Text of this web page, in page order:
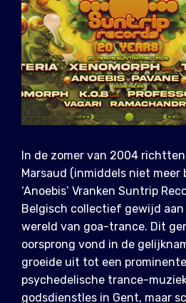
In de zomer van 2004 richtten
Marsaud (inmiddels niet meer
‘Anoebis’ Vranken Suntrip
Belgisch collectief gewijd
wereld van goa-trance. Dit
oorsprong vond in de
groeide uit tot een
psychedelische trance-
godsdienstles in Gent, maar